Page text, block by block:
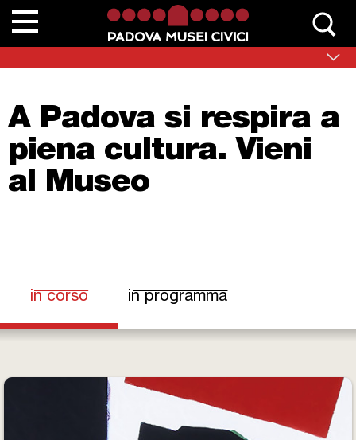
Musei
Sedi monumentali
Collezioni
Percorsi
A Padova si respira a
piena cultura. Vieni
al Museo
in corso (scheda attiva)
in programma